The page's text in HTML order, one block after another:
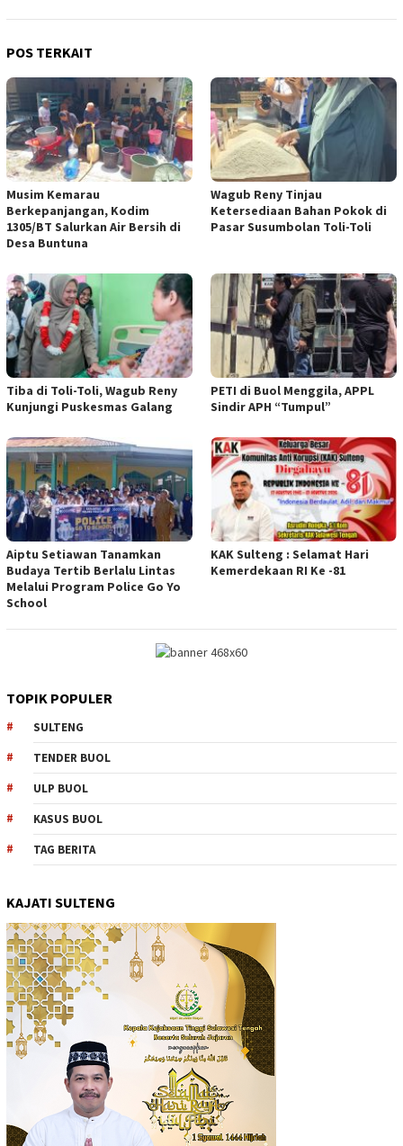
POS TERKAIT
Musim Kemarau
Berkepanjangan, Kodim
1305/BT Salurkan Air Bersih di
Desa Buntuna
Wagub Reny Tinjau
Ketersediaan Bahan Pokok di
Pasar Susumbolan Toli-Toli
Tiba di Toli-Toli, Wagub Reny
Kunjungi Puskesmas Galang
PETI di Buol Menggila, APPL
Sindir APH “Tumpul”
Aiptu Setiawan Tanamkan
Budaya Tertib Berlalu Lintas
Melalui Program Police Go Yo
School
KAK Sulteng : Selamat Hari
Kemerdekaan RI Ke -81
TOPIK POPULER
SULTENG
TENDER BUOL
ULP BUOL
KASUS BUOL
TAG BERITA
KAJATI SULTENG